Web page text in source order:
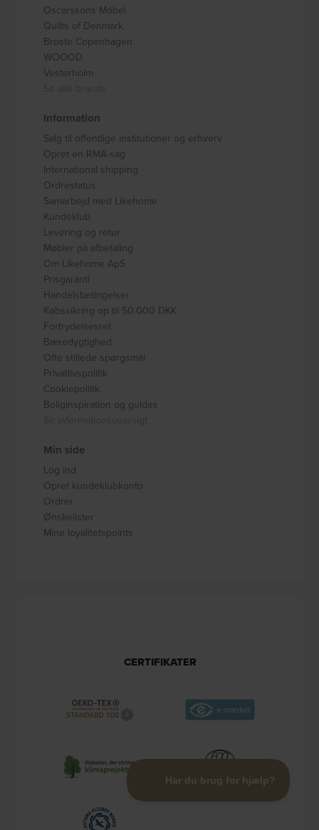
Oscarssons Móbel
Quilts of Denmark
Broste Copenhagen
WOOOD
Vesterholm
Information
Salg til offentlige institutioner og erhverv
Opret en RMA-sag
International shipping
Ordrestatus
Samarbejd med Likehome
Kundeklub
Levering og retur
Møbler på afbetaling
Om Likehome ApS
Prisgaranti
Handelsbetingelser
Købssikring op til 50.000 DKK
Fortrydelsesret
Bæredygtighed
Ofte stillede spørgsmål
Privatlivspolitik
Cookiepolitik
Boliginspiration og guides
Min side
Log ind
Opret kundeklubkonto
Ordrer
Ønskelister
Mine loyalitetspoints
CERTIFIKATER